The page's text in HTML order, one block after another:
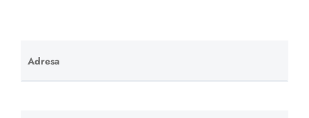
Adresa
Ponechte
toto pole